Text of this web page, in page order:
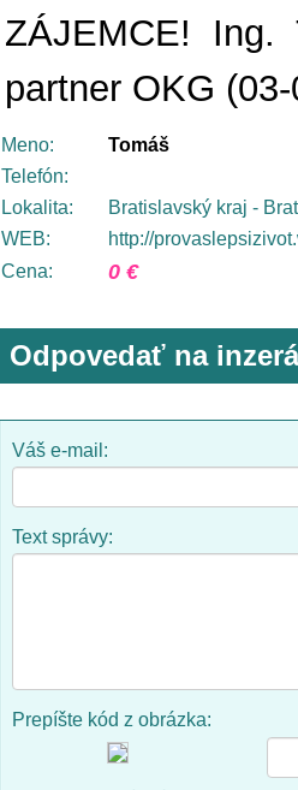
ZÁJEMCE! Ing.
partner OKG
Meno:
Tomáš
Telefón:
Lokalita:
Bratislavský kraj -
WEB:
http://
Cena:
0 €
Odpovedať na
Váš e-mail:
Text správy:
Prepíšte kód z obrázka: